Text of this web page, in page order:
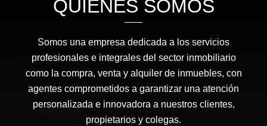
QUIÉNES SOMOS
Somos una empresa dedicada a los servicios
profesionales e integrales del sector inmobiliario
como la compra, venta y alquiler de inmuebles, con
agentes comprometidos a garantizar una atención
personalizada e innovadora a nuestros clientes,
propietarios y colegas.